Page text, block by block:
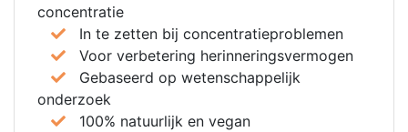
concentratie
In te zetten bij concentratieproblemen
Voor verbetering herinneringsvermogen
Gebaseerd op wetenschappelijk
onderzoek
100% natuurlijk en vegan